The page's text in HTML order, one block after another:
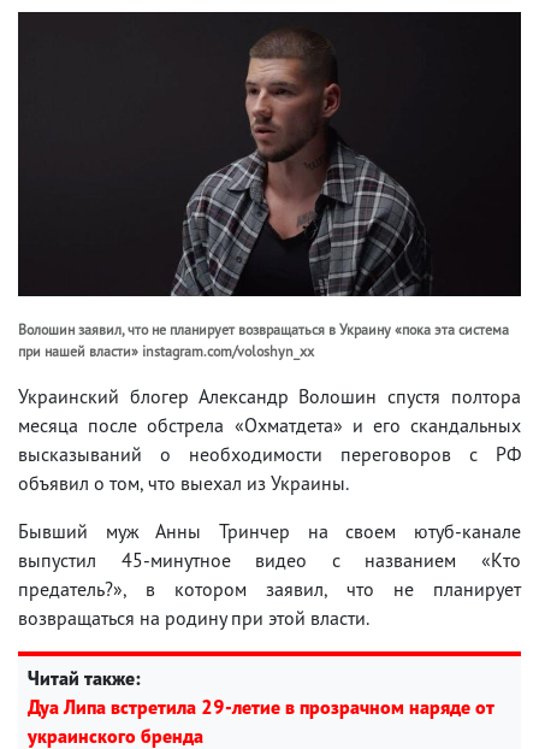
Волошин заявил, что не планирует возвращаться в Украину «пока эта система
при нашей власти» instagram.com/voloshyn_xx
Украинский блогер Александр Волошин спустя полтора
месяца после обстрела «Охматдета» и его скандальных
высказываний о необходимости переговоров с РФ
объявил о том, что выехал из Украины.
Бывший муж Анны Тринчер на своем ютуб-канале
выпустил 45-минутное видео с названием «Кто
предатель?», в котором заявил, что не планирует
возвращаться на родину при этой власти.
Читай также:
Дуа Липа встретила 29-летие в прозрачном наряде от
украинского бренда